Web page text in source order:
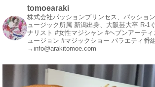
#一人旅
#観光スポット
#Travel
#ehime
#旅行好きと繋がりたい
5 X
tomoearaki
株式会社パッションプリンセス、パッショ
ュージック所属 新潟出身、大阪芸大卒 R-1
ナリスト #女性マジシャン #ヘブンアーティ
ュージョン #マジックショー バラエティ番
→info@arakitomoe.com